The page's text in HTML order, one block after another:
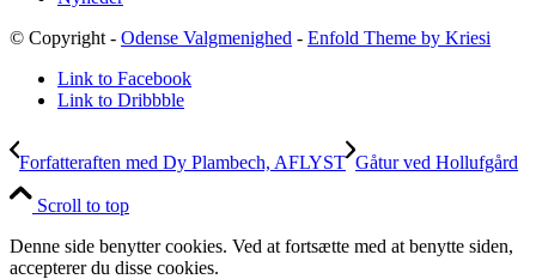
© Copyright - Odense Valgmenighed - Enfold Theme by Kriesi
Link to Facebook
Link to Dribbble
Forfatteraften med Dy Plambech, AFLYST Gåtur ved Hollufgård
Scroll to top
Denne side benytter cookies. Ved at fortsætte med at benytte siden,
accepterer du disse cookies.